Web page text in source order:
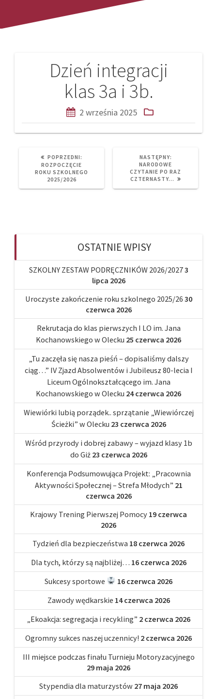
Dzień integracji
klas 3a i 3b.
2 września 2025
Nawigacja
POPRZEDNI:
ROZPOCZĘCIE
ROKU SZKOLNEGO
2025/2026
NASTĘPNY:
POST:
NARODOWE
CZYTANIE PO RAZ
CZTERNASTY…
OSTATNIE WPISY
SZKOLNY ZESTAW PODRĘCZNIKÓW 2026/20273
lipca 2026
Uroczyste zakończenie roku szkolnego 2025/26 30
czerwca 2026
Rekrutacja do klas pierwszych I LO im. Jana
Kochanowskiego w Olecku 25 czerwca 2026
„Tu zaczęła się nasza pieśń – dopisaliśmy dalszy
ciąg…” IV Zjazd Absolwentów i Jubileusz 80-lecia I
Liceum Ogólnokształcącego im. Jana
Kochanowskiego w Olecku 24 czerwca 2026
Wiewiórki lubią porządek.. sprzątanie „Wiewiórczej
Ścieżki” w Olecku 23 czerwca 2026
Wśród przyrody i dobrej zabawy – wyjazd klasy 1b
do Giż 23 czerwca 2026
Konferencja Podsumowująca Projekt: „Pracownia
Aktywności Społecznej – Strefa Młodych” 21
czerwca 2026
Krajowy Trening Pierwszej Pomocy 19 czerwca
2026
Tydzień dla bezpieczeństwa 18 czerwca 2026
Dla tych, którzy są najbliżej… 16 czerwca 2026
Sukcesy sportowe
16 czerwca 2026
Zawody wędkarskie 14 czerwca 2026
„Ekoakcja: segregacja i recykling” 2 czerwca 2026
Ogromny sukces naszej uczennicy! 2 czerwca 2026
III miejsce podczas finału Turnieju Motoryzacyjnego
29 maja 2026
Stypendia dla maturzystów 27 maja 2026